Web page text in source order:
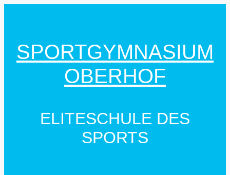
SPORTGYMNASIUM
OBERHOF
ELITESCHULE DES
SPORTS